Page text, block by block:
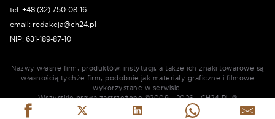
tel. +48 (32) 750-08-16.
email: redakcja@ch24.pl
NIP: 631-189-87-10
Nazwy własne firm, produktów, instytucji, a także ich znaki towarowe są
własnością tychże firm, podobnie jak materiały graficzne i filmowe
wykorzystane w serwisie.
Wszystkie prawa zastrzeżone ©2009 - 2026 - CH24.PL ®